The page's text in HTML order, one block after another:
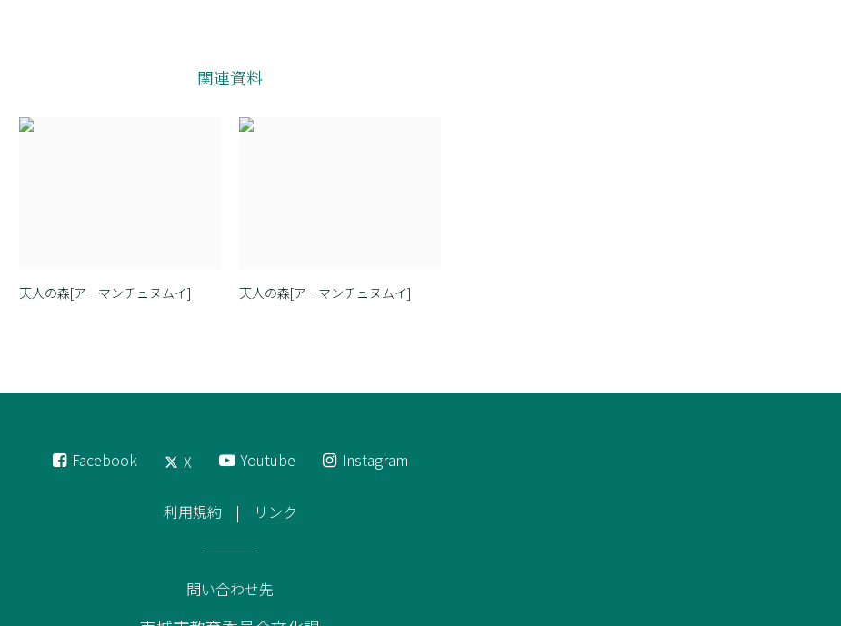
関連資料
天人の森[アーマンチュヌムイ] 天人の森[アーマンチュヌムイ]
Facebook X Youtube Instagram
利用規約 リンク
問い合わせ先